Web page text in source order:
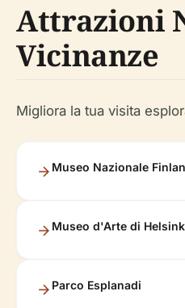
Attrazioni
Vicinanze
Migliora la tua visita
Museo Nazionale
Museo d'Arte di
Parco Esplanadi